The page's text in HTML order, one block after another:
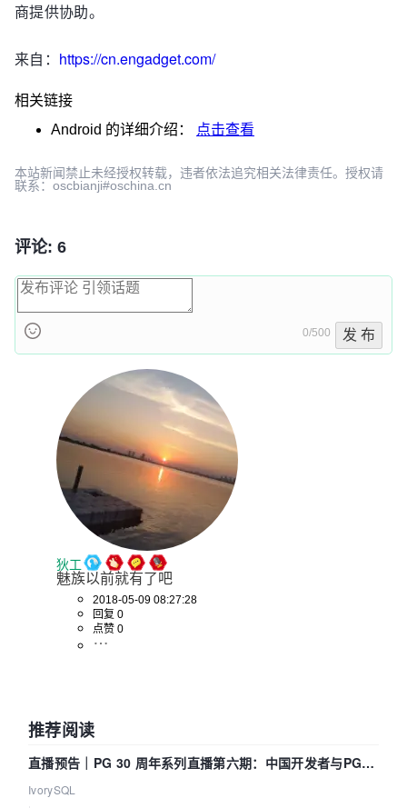
商提供协助。
来自： https://cn.engadget.com/
相关链接
Android 的详细介绍： 点击查看
本站新闻禁止未经授权转载，违者依法追究相关法律责任。授权请
联系：oscbianji#oschina.cn
评论: 6
0/500 发 布
狄工
魅族以前就有了吧
2018-05-09 08:27:28
回复 0
点赞 0
推荐阅读
直播预告｜PG 30 周年系列直播第六期：中国开发者与PG内
核——我们改得动吗？我们贡献了什么？
IvorySQL